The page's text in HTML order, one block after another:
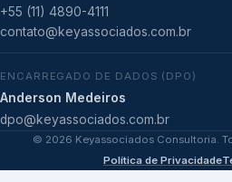
+55 (11) 4890-4111
contato@keyassociados.com.br
ENCARREGADO DE DADOS (DPO)
Anderson Medeiros
dpo@keyassociados.com.br
© 2026 Keyassociados Consultoria.
Política de Privacidade